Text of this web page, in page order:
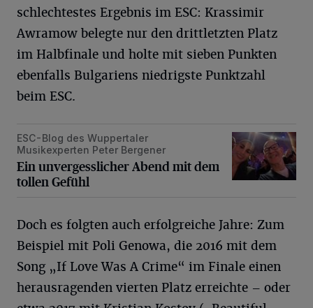
schlechtestes Ergebnis im ESC: Krassimir
Awramow belegte nur den drittletzten Platz
im Halbfinale und holte mit sieben Punkten
ebenfalls Bulgariens niedrigste Punktzahl
beim ESC.
Ein unvergesslicher Abend mit dem tollen Gefühl
ESC-Blog des Wuppertaler
Musikexperten Peter Bergener
Ein unvergesslicher Abend mit dem
tollen Gefühl
Doch es folgten auch erfolgreiche Jahre: Zum
Beispiel mit Poli Genowa, die 2016 mit dem
Song „If Love Was A Crime“ im Finale einen
herausragenden vierten Platz erreichte – oder